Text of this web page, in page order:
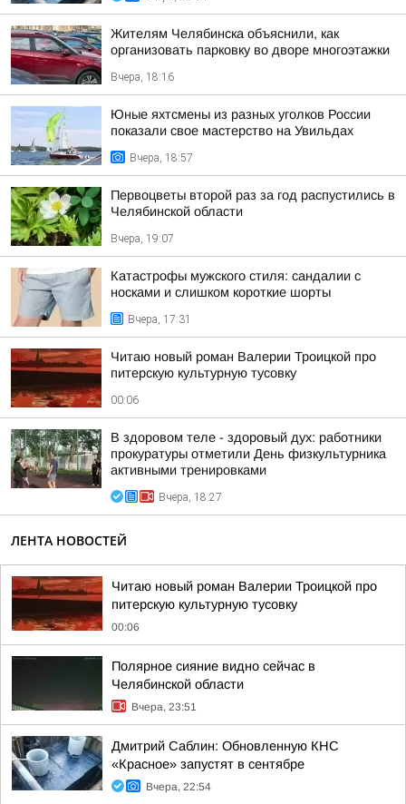
Жителям Челябинска объяснили, как
организовать парковку во дворе многоэтажки
Вчера, 18:16
Юные яхтсмены из разных уголков России
показали свое мастерство на Увильдах
Вчера, 18:57
Первоцветы второй раз за год распустились в
Челябинской области
Вчера, 19:07
Катастрофы мужского стиля: сандалии с
носками и слишком короткие шорты
Вчера, 17:31
Читаю новый роман Валерии Троицкой про
питерскую культурную тусовку
00:06
В здоровом теле - здоровый дух: работники
прокуратуры отметили День физкультурника
активными тренировками
Вчера, 18:27
ЛЕНТА НОВОСТЕЙ
Читаю новый роман Валерии Троицкой про
питерскую культурную тусовку
00:06
Полярное сияние видно сейчас в
Челябинской области
Вчера, 23:51
Дмитрий Саблин: Обновленную КНС
«Красное» запустят в сентябре
Вчера, 22:54